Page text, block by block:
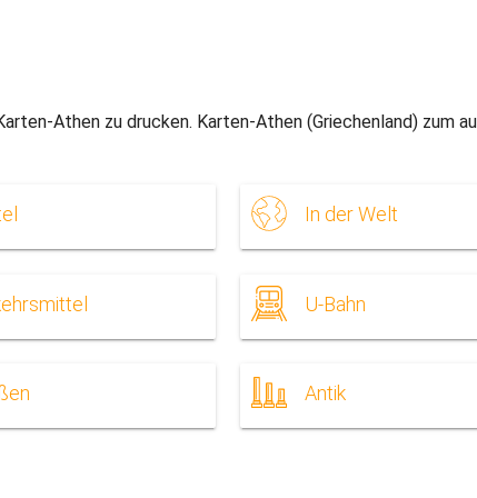
Athen zu drucken. Karten-Athen (Griechenland) zum
In der Welt
U-Bahn
Antik